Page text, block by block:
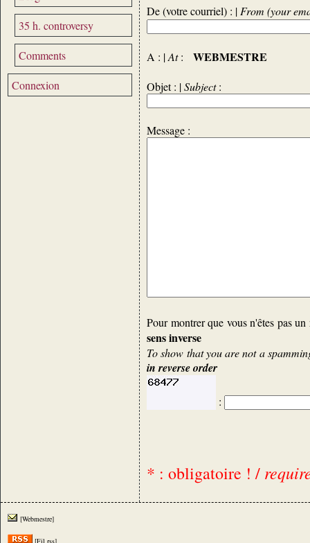
35 h. controversy
Comments
Connexion
De (votre courriel) : | From (your
A : |At: WEBMESTRE
Objet : |Subject:
Message :
Pour montrer que vous n'êtes pas
sens inverse
To show that you are not a
in reverse order
:
* : obligatoire ! /
[Webmestre]
[Fil rss]